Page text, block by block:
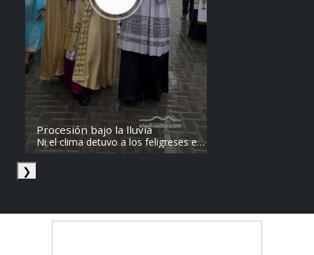
Procesión bajo la lluvia
Ni el clima detuvo a los feligreses en
el recorrido del Divino Salvador del
Mundo. Vídeo: elsalvador.com /
❯